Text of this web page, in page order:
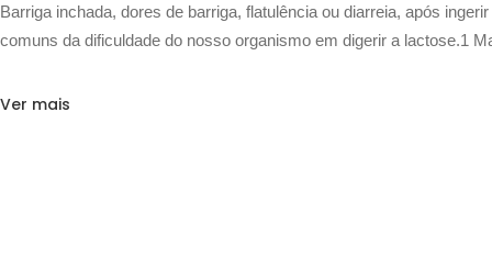
Barriga inchada, dores de barriga, flatulência ou diarreia, após
comuns da dificuldade do nosso organismo em digerir a lactose.1
Ver mais